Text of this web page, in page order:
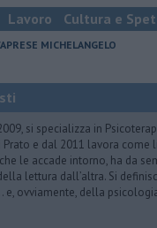
Lavoro Cultura e
MICHELANGELO
si specializza in
Prato e dal 2011 lavora come
le accade intorno, ha da
lettura dall’altra. Si
e, ovviamente, della